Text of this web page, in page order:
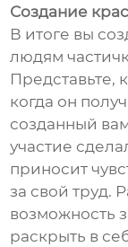
Создание
В итоге вы
людям
Представьте,
когда он
созданный
участие
приносит
за свой труд.
возможность
раскрыть в